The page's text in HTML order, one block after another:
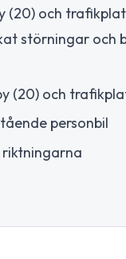
och
störningar
(20) och
personbil
riktningarna